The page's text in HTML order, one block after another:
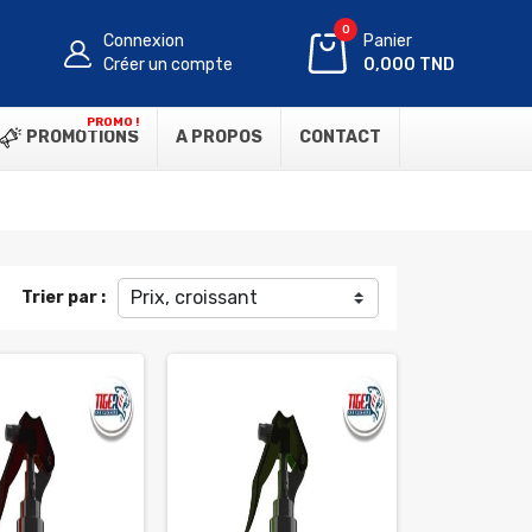
Connexion
Créer un compte
0
Panier
0,000 TND
PROMOTIONS
PROMO !
A PROPOS CONTACT
Trier par : Prix, croissant